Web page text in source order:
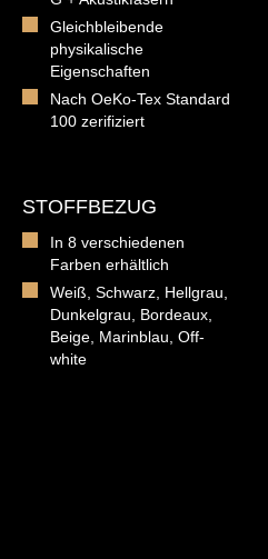
Gleichbleibende
physikalische
Eigenschaften
Nach OeKo-Tex Standard
100 zerifiziert
STOFFBEZUG
In 8 verschiedenen
Farben erhältlich
Weiß, Schwarz, Hellgrau,
Dunkelgrau, Bordeaux,
Beige, Marinblau, Off-
white